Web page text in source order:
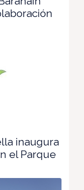
inaugura
el Parque